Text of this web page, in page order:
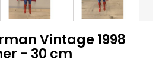
Vintage 1998
- 30 cm